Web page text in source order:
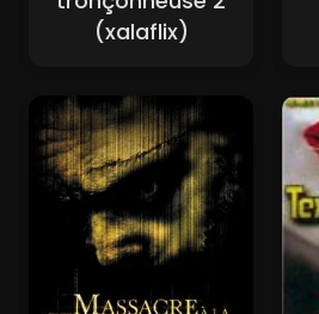
(xalaflix)